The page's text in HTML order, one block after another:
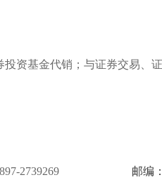
投资基金代销；与证券交易、
2739269 邮编